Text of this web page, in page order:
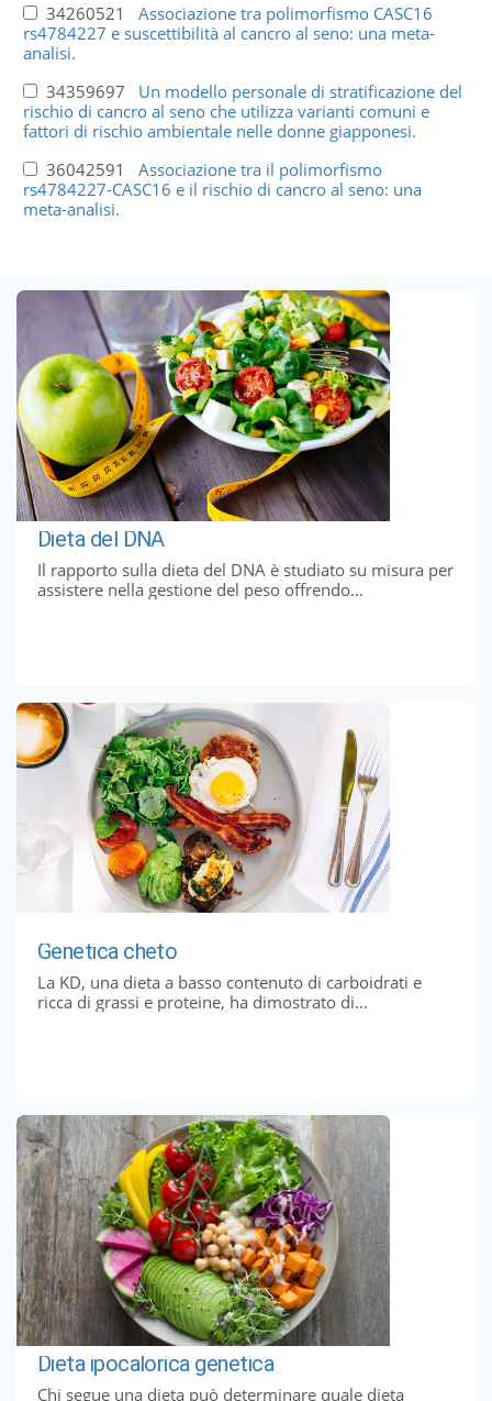
34260521 Associazione tra polimorfismo CASC16
rs4784227 e suscettibilità al cancro al seno: una meta-
analisi.
34359697 Un modello personale di stratificazione del
rischio di cancro al seno che utilizza varianti comuni e
fattori di rischio ambientale nelle donne giapponesi.
36042591 Associazione tra il polimorfismo
rs4784227-CASC16 e il rischio di cancro al seno: una
meta-analisi.
Dieta del DNA
Il rapporto sulla dieta del DNA è studiato su misura per
assistere nella gestione del peso offrendo...
Genetica cheto
La KD, una dieta a basso contenuto di carboidrati e
ricca di grassi e proteine, ha dimostrato di...
Dieta ipocalorica genetica
Chi segue una dieta può determinare quale dieta